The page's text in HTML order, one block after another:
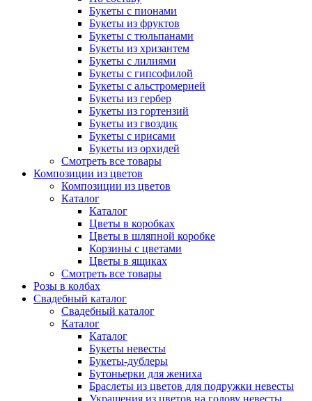
Букеты с пионами
Букеты из фруктов
Букеты с тюльпанами
Букеты из хризантем
Букеты с лилиями
Букеты с гипсофилой
Букеты с альстромерией
Букеты из гербер
Букеты из гортензий
Букеты из гвоздик
Букеты с ирисами
Букеты из орхидей
Смотреть все товары
Композиции из цветов
Композиции из цветов
Каталог
Каталог
Цветы в коробках
Цветы в шляпной коробке
Корзины с цветами
Цветы в ящиках
Смотреть все товары
Розы в колбах
Свадебный каталог
Свадебный каталог
Каталог
Каталог
Букеты невесты
Букеты-дублеры
Бутоньерки для жениха
Браслеты из цветов для подружки невесты